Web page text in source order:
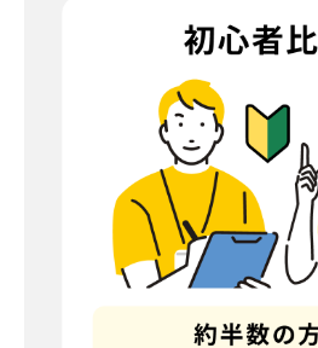
※人数は館内に居るすべての人数
トも含まれます